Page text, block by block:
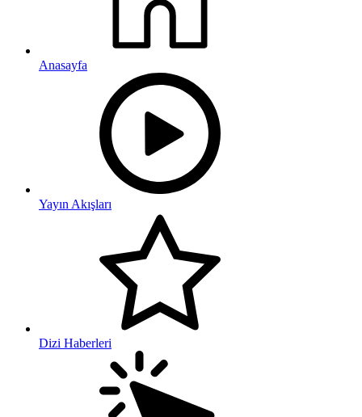
Anasayfa
Yayın Akışları
Dizi Haberleri